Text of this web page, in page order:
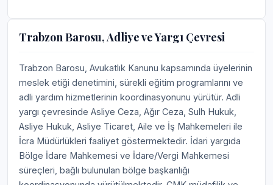
Trabzon Barosu, Adliye ve Yargı Çevresi
Trabzon Barosu, Avukatlık Kanunu kapsamında üyelerinin
meslek etiği denetimini, sürekli eğitim programlarını ve
adli yardım hizmetlerinin koordinasyonunu yürütür. Adli
yargı çevresinde Asliye Ceza, Ağır Ceza, Sulh Hukuk,
Asliye Hukuk, Asliye Ticaret, Aile ve İş Mahkemeleri ile
İcra Müdürlükleri faaliyet göstermektedir. İdari yargıda
Bölge İdare Mahkemesi ve İdare/Vergi Mahkemesi
süreçleri, bağlı bulunulan bölge başkanlığı